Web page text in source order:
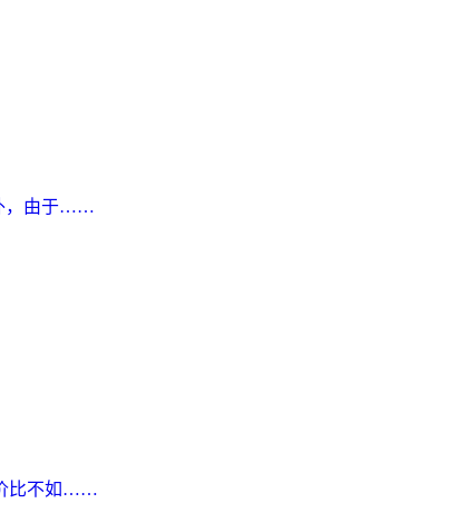
，由于……
比不如……